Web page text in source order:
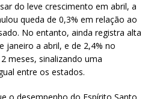
do leve crescimento em abril, a
queda de 0,3% em relação ao
No entanto, ainda registra alta
janeiro a abril, e de 2,4% no
meses, sinalizando uma
entre os estados.